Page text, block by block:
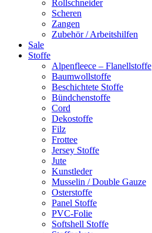
Rollschneider
Scheren
Zangen
Zubehör / Arbeitshilfen
Sale
Stoffe
Alpenfleece – Flanellstoffe
Baumwollstoffe
Beschichtete Stoffe
Bündchenstoffe
Cord
Dekostoffe
Filz
Frottee
Jersey Stoffe
Jute
Kunstleder
Musselin / Double Gauze
Osterstoffe
Panel Stoffe
PVC-Folie
Softshell Stoffe